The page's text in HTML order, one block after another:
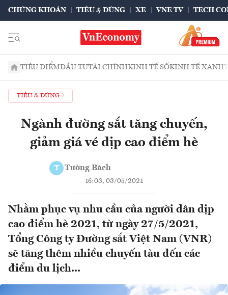
CHỨNG KHOÁN TIÊU & DÙNG XE VNE TV TECH
TIÊU ĐIỂMĐẦU TƯTÀI CHÍNHKINH TẾ SỐKINH TẾ XANH
TIÊU & DÙNG
Ngành đường sắt tăng chuyến,
giảm giá vé dịp cao điểm hè
T Tường Bách
16:03, 03/05/2021
Nhằm phục vụ nhu cầu của người dân dịp
cao điểm hè 2021, từ ngày 27/5/2021,
Tổng Công ty Đường sắt Việt Nam (VNR)
sẽ tăng thêm nhiều chuyến tàu đến các
điểm du lịch...